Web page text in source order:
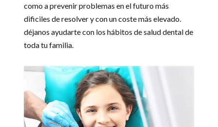
como a prevenir problemas en el futuro más
dificiles de resolver y con un coste más elevado.
déjanos ayudarte con los hábitos de salud dental de
toda tu familia.